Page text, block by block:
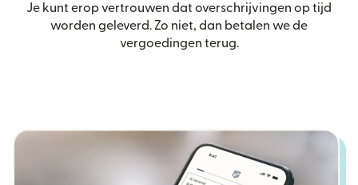
Je kunt erop vertrouwen dat overschrijvingen op tijd
worden geleverd. Zo niet, dan betalen we de
vergoedingen terug.